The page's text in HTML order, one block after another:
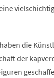
die
der